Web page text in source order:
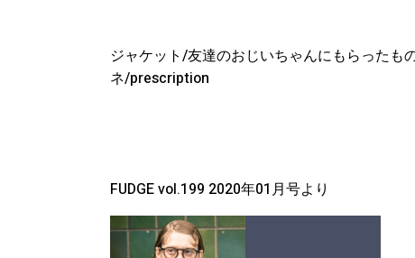
ジャケット/友達のおじいちゃんにもらったも
ネ/prescription
FUDGE vol.199 2020年01月号より